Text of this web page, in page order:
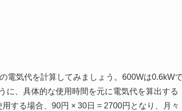
電気代を計算してみましょう。600Wは0.6kW
に、具体的な使用時間を元に電気代を算出する
する場合、90円 × 30日 = 2700円となり、月々